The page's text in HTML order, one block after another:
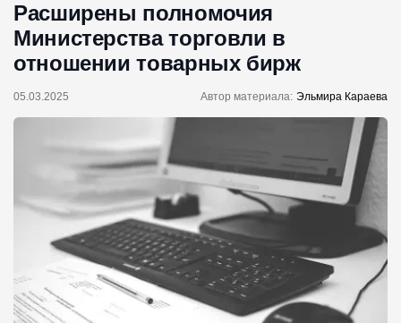
Расширены полномочия
Министерства торговли в
отношении товарных бирж
05.03.2025 Автор материала: Эльмира Караева